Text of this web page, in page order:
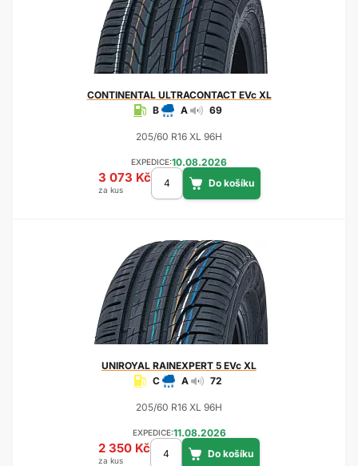
CONTINENTALULTRACONTACT EVc XL
B
A 69
205/60 R16 XL 96H
EXPEDICE:10.08.2026
3 073 Kč
za kus
UNIROYAL RAINEXPERT 5 EVc XL
C
A 72
205/60 R16 XL 96H
EXPEDICE:11.08.2026
2 350 Kč
za kus